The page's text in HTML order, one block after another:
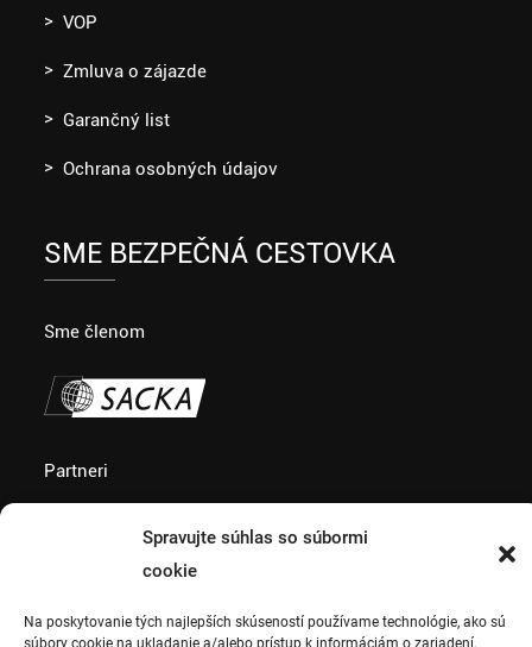
Spravujte súhlas so súbormi
cookie
Na poskytovanie tých najlepších skúseností používame technológie, ako sú
súbory cookie na ukladanie a/alebo prístup k informáciám o zariadení.
VOP
Zmluva o zájazde
Garančný list
Ochrana osobných údajov
SME BEZPEČNÁ CESTOVKA
Sme členom
Partneri